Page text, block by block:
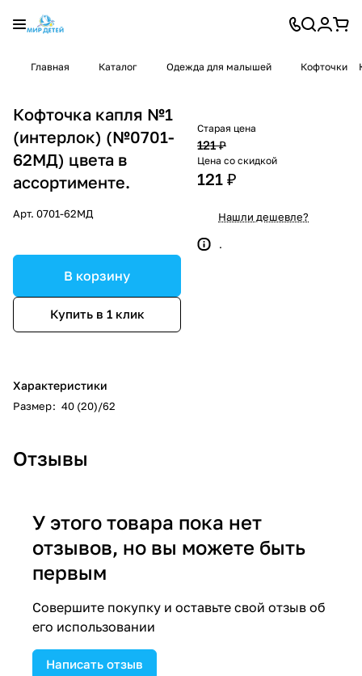
Главная Каталог Одежда для малышей Кофточки
Кофточка капля №1
(интерлок) (№0701-
62МД) цвета в
ассортименте.
Арт. 0701-62МД
В корзину
Купить в 1 клик
Характеристики
Размер: 40 (20)/62
Старая цена
121 ₽
Цена со скидкой
121 ₽
Нашли дешевле?
.
Отзывы
У этого товара пока нет
отзывов, но вы можете быть
первым
Совершите покупку и оставьте свой отзыв об
его использовании
Написать отзыв